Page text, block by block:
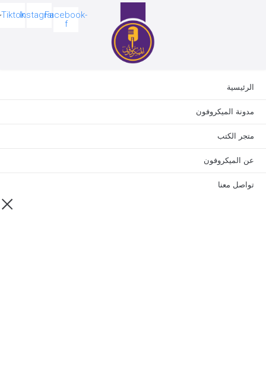
Facebook-
Instagram
Tiktok
الميكروفون
الكتب
الميكروفون
معنا